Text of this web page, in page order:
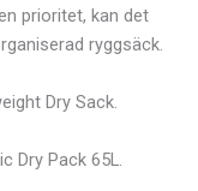
prioritet, kan det
ryggsäck.
Dry Sack.
Dry Pack 65L.